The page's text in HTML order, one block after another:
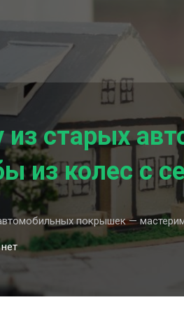
из старых
из колес с
покрышек —
записи